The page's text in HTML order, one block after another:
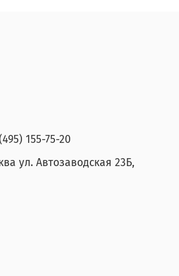
155-75-20
ул. Автозаводская 23Б,